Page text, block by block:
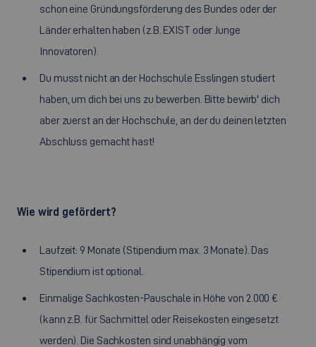
schon eine Gründungsförderung des Bundes oder der
Länder erhalten haben (z.B. EXIST oder Junge
Innovatoren).
Du musst nicht an der Hochschule Esslingen studiert
haben, um dich bei uns zu bewerben. Bitte bewirb' dich
aber zuerst an der Hochschule, an der du deinen letzten
Abschluss gemacht hast!
Wie wird gefördert?
Laufzeit: 9 Monate (Stipendium max. 3 Monate). Das
Stipendium ist optional.
Einmalige Sachkosten-Pauschale in Höhe von 2.000 €
(kann z.B. für Sachmittel oder Reisekosten eingesetzt
werden). Die Sachkosten sind unabhängig vom